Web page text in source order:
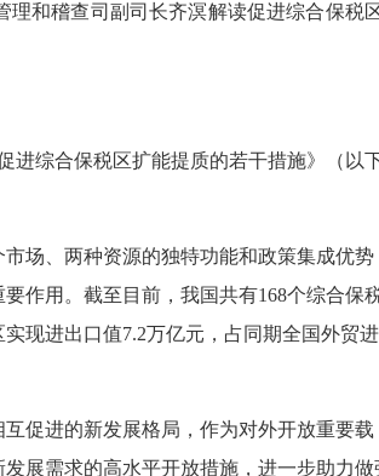
和稽查司副司长齐溟解读促进综合保税
进综合保税区扩能提质的若干措施》
（以
场、两种资源的独特功能和政策集成优势
作用。截至目前，我国共有168个综合保
现进出口值7.2万亿元，占同期全国外贸
促进的新发展格局，作为对外开放重要载
展需求的高水平开放措施，进一步助力做